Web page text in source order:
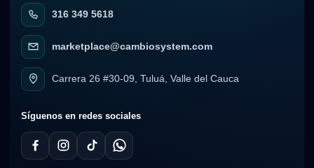
316 349 5618
marketplace@cambiosystem.com
Carrera 26 #30-09, Tuluá, Valle del Cauca
Síguenos en redes sociales